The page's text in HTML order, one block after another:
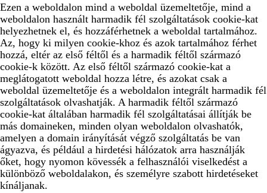
Ezen a weboldalon mind a weboldal üzemeltetője, mind a
weboldalon használt harmadik fél szolgáltatások cookie-kat
helyezhetnek el, és hozzáférhetnek a weboldal tartalmához.
Az, hogy ki milyen cookie-khoz és azok tartalmához férhet
hozzá, eltér az első féltől és a harmadik féltől származó
cookie-k között. Az első féltől származó cookie-kat a
meglátogatott weboldal hozza létre, és azokat csak a
weboldal üzemeltetője és a weboldalon integrált harmadik fél
szolgáltatások olvashatják. A harmadik féltől származó
cookie-kat általában harmadik fél szolgáltatásai állítják be
más domaineken, minden olyan weboldalon olvashatók,
amelyen a domain irányítását végző szolgáltatás be van
ágyazva, és például a hirdetési hálózatok arra használják
őket, hogy nyomon kövessék a felhasználói viselkedést a
különböző weboldalakon, és személyre szabott hirdetéseket
kínáljanak.